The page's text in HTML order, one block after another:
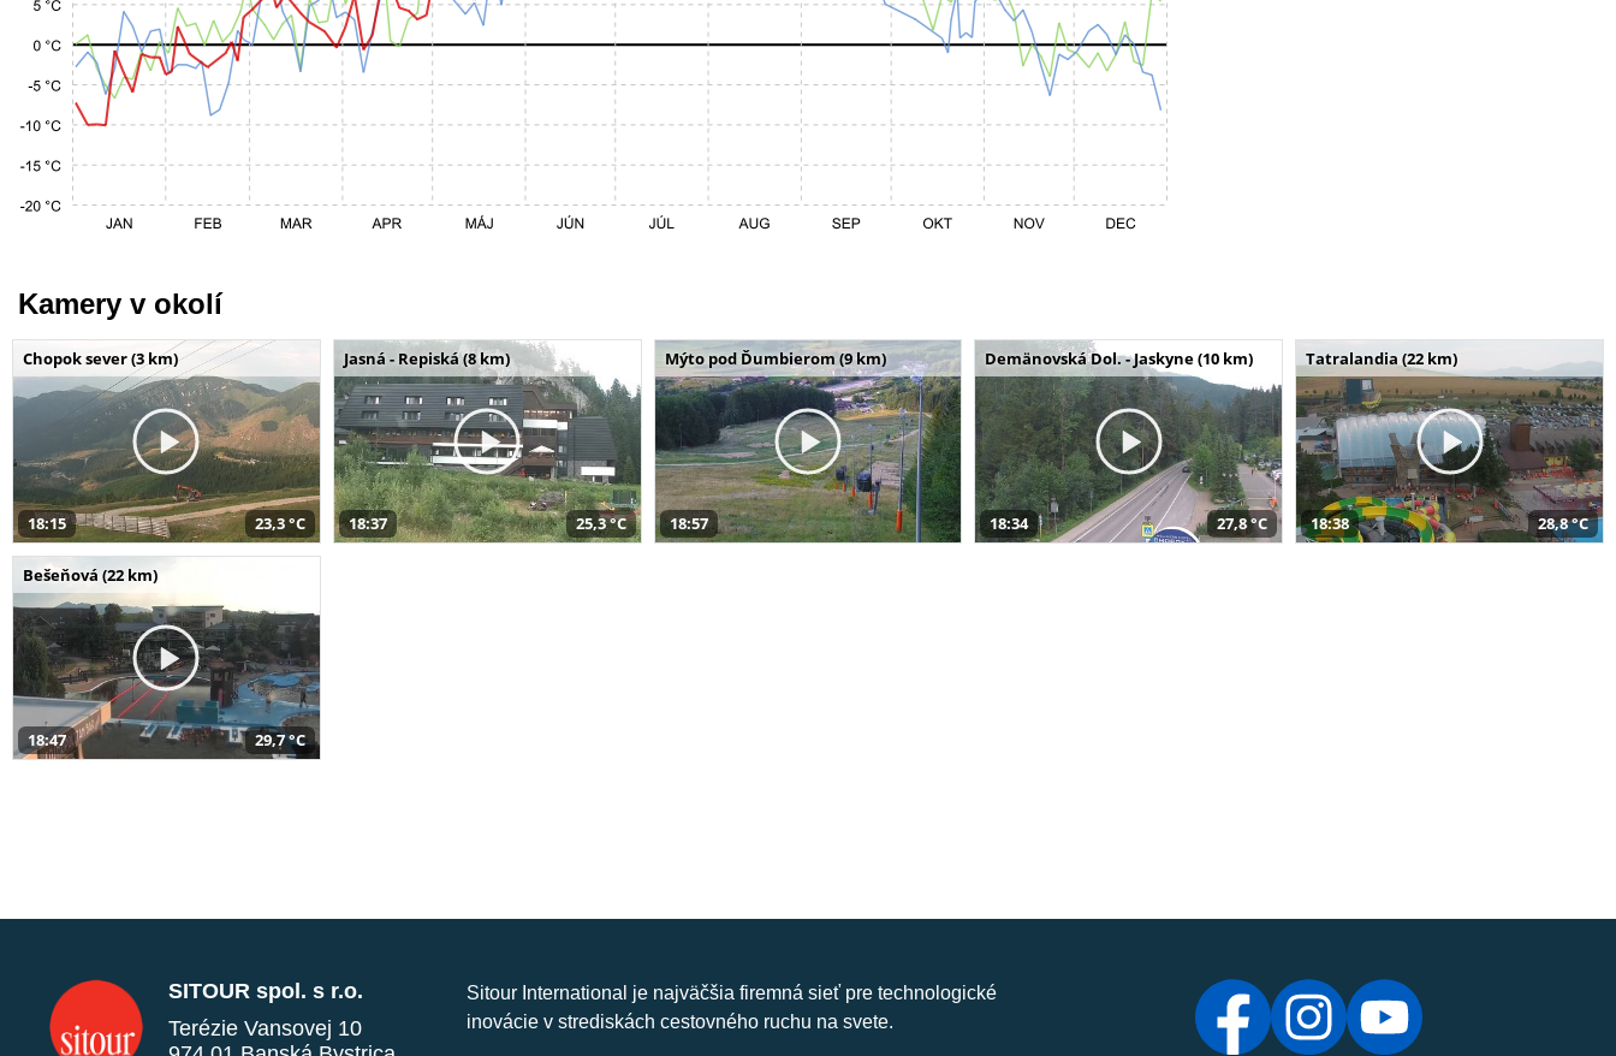
Kamery v okolí
Chopok sever (3 km)
18:15 23,3 °C
Jasná - Repiská (8 km)
18:37 25,3 °C
Mýto pod Ďumbierom (9 km)
18:57
Demänovská Dol. - Jaskyne (10 km)
18:34 27,8 °C
Tatralandia (22 km)
18:38 28,8 °C
Bešeňová (22 km)
18:47 29,7 °C
SITOUR spol. s r.o.
Terézie Vansovej 10
Sitour International je najväčšia firemná sieť pre technologické
inovácie v strediskách cestovného ruchu na svete.